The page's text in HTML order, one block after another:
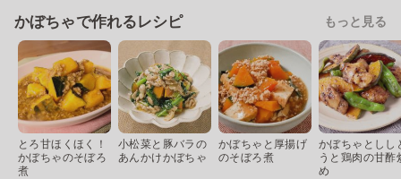
かぼちゃで作れるレシピ もっと見る
とろ甘ほくほく！
かぼちゃのそぼろ
煮
小松菜と豚バラの
あんかけかぼちゃ
かぼちゃと厚揚げ
のそぼろ煮
かぼちゃとしし
うと鶏肉の甘酢
め